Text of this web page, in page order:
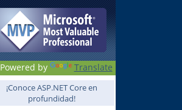
Powered by Translate
¡Conoce ASP.NET Core en
profundidad!